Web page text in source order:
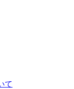
て